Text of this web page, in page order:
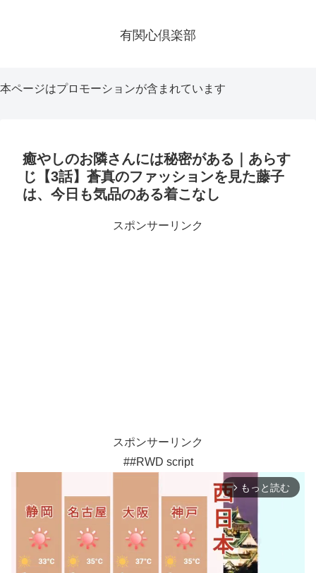
有関心倶楽部
本ページはプロモーションが含まれています
癒やしのお隣さんには秘密がある｜あらす
じ【3話】蒼真のファッションを見た藤子
は、今日も気品のある着こなし
スポンサーリンク
スポンサーリンク
##RWD script
arrow_forward_ios もっと読む